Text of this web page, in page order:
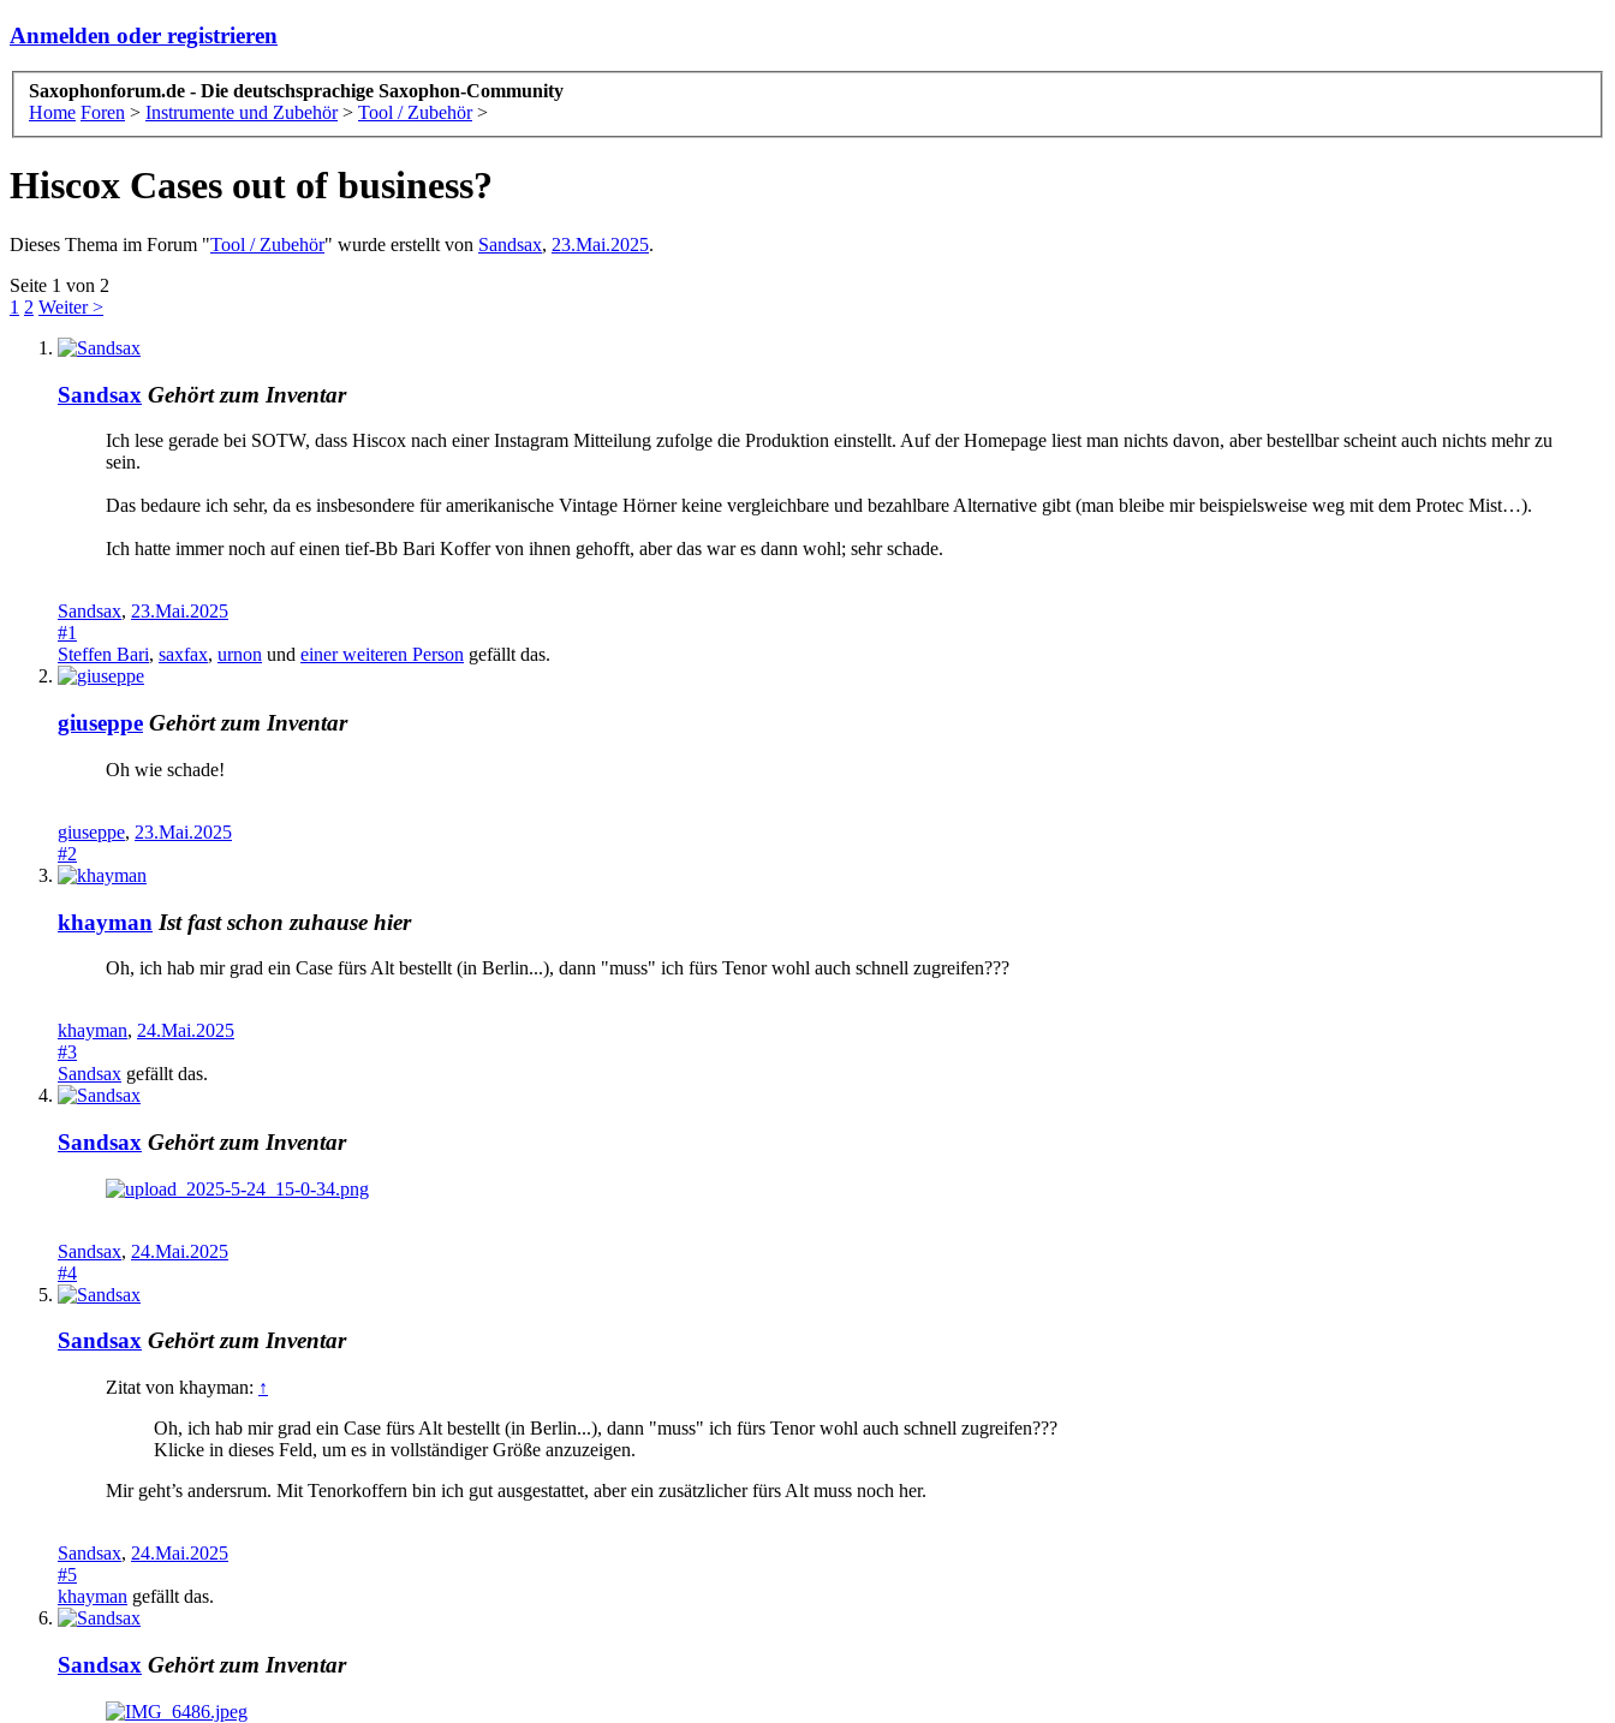
Anmelden oder registrieren
Saxophonforum.de - Die deutschsprachige Saxophon-Community
Home Foren > Instrumente und Zubehör > Tool / Zubehör >
Hiscox Cases out of business?
Dieses Thema im Forum "Tool / Zubehör" wurde erstellt von Sandsax, 23.Mai.2025.
Seite 1 von 2
1 2 Weiter >
Sandsax Gehört zum Inventar
Ich lese gerade bei SOTW, dass Hiscox nach einer Instagram Mitteilung zufolge die Produktion einstellt. Auf der Homepage liest man nichts davon, aber bestellbar scheint auch nichts mehr zu
sein.
Das bedaure ich sehr, da es insbesondere für amerikanische Vintage Hörner keine vergleichbare und bezahlbare Alternative gibt (man bleibe mir beispielsweise weg mit dem Protec Mist…).
Ich hatte immer noch auf einen tief-Bb Bari Koffer von ihnen gehofft, aber das war es dann wohl; sehr schade.
Sandsax, 23.Mai.2025
#1
Steffen Bari, saxfax, urnon und einer weiteren Person gefällt das.
giuseppe Gehört zum Inventar
Oh wie schade!
giuseppe, 23.Mai.2025
#2
khayman Ist fast schon zuhause hier
Oh, ich hab mir grad ein Case fürs Alt bestellt (in Berlin...), dann "muss" ich fürs Tenor wohl auch schnell zugreifen???
khayman, 24.Mai.2025
#3
Sandsax gefällt das.
Sandsax Gehört zum Inventar
Sandsax, 24.Mai.2025
#4
Sandsax Gehört zum Inventar
Zitat von khayman: ↑
Oh, ich hab mir grad ein Case fürs Alt bestellt (in Berlin...), dann "muss" ich fürs Tenor wohl auch schnell zugreifen???
Klicke in dieses Feld, um es in vollständiger Größe anzuzeigen.
Mir geht’s andersrum. Mit Tenorkoffern bin ich gut ausgestattet, aber ein zusätzlicher fürs Alt muss noch her.
Sandsax, 24.Mai.2025
#5
khayman gefällt das.
Sandsax Gehört zum Inventar